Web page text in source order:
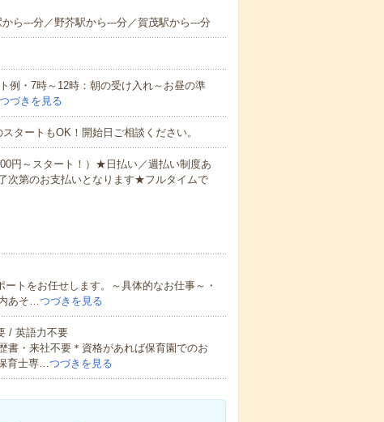
ら---分／野芥駅から---分／賀茂駅から---分
例・7時～12時：朝の受け入れ～お昼の準
つづきを見る
ートもOK！開始日ご相談ください。
円～スタート！）★日払い／週払い制度あ
次第のお支払いとなります★フルタイムで
トをお任せします。～具体的なお仕事～・
あそ…つづきを見る
/ 英語力不要
書・来社不要＊資格があれば保育園でのお
育士専…つづきを見る